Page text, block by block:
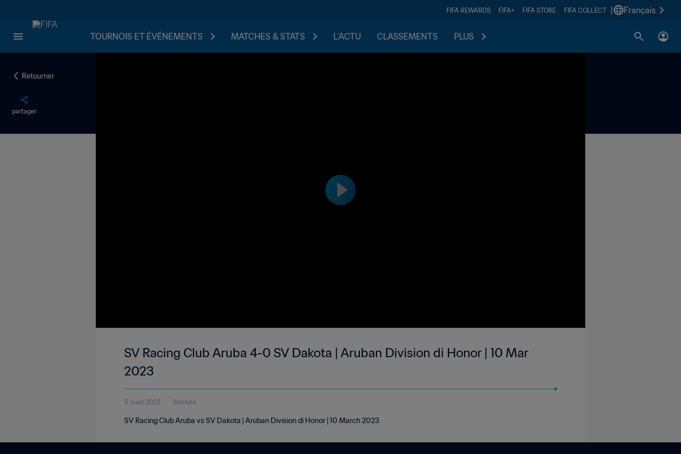
FIFA REWARDS FIFA+ FIFA STORE FIFA COLLECT Français
TOURNOIS ET ÉVÉNEMENTS MATCHES & STATS L'ACTU CLASSEMENTS PLUS
Retourner
partager
SV Racing Club Aruba 4-0 SV Dakota | Aruban Division di Honor | 10 Mar
2023
11 mars 2023 3minute
SV Racing Club Aruba vs SV Dakota | Aruban Division di Honor | 10 March 2023